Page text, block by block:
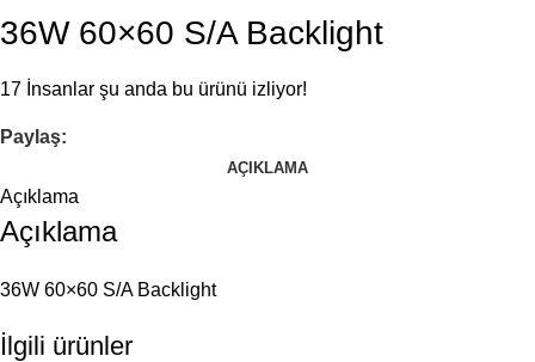
36W 60×60 S/A Backlight
17 İnsanlar şu anda bu ürünü izliyor!
Paylaş:
AÇIKLAMA
Açıklama
Açıklama
36W 60×60 S/A Backlight
İlgili ürünler